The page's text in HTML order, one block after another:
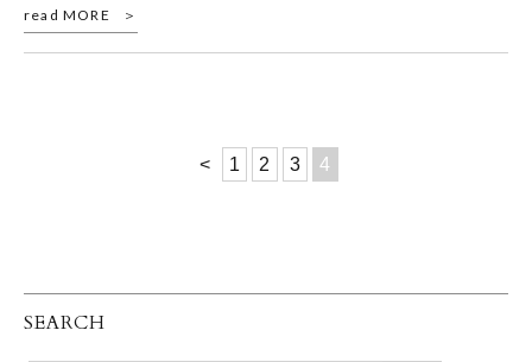
read MORE
< 1 2 3 4
SEARCH